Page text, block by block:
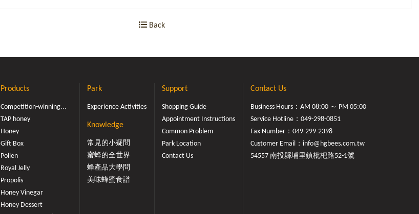
Back
Products
Competition-winning...
TAP honey
Honey
Gift Box
Pollen
Royal Jelly
Propolis
Honey Vinegar
Honey Dessert
Park
Experience Activities
Knowledge
常見的小疑問
蜜蜂的全世界
蜂產品大學問
美味蜂蜜食譜
Support
Shopping Guide
Appointment Instructions
Common Problem
Park Location
Contact Us
Contact Us
Business Hours：AM 08:00 ～ PM 05:00
Service Hotline： 049-298-0851
Fax Number：049-299-2398
Customer Email： info@hgbees.com.tw
54557 南投縣埔里鎮枇杷路52-1號